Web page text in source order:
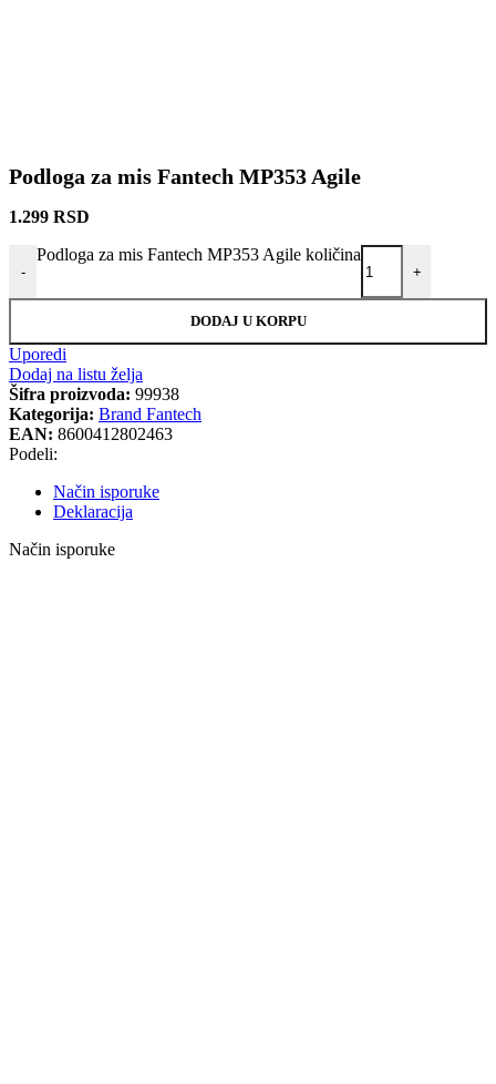
Podloga za mis Fantech MP353 Agile
1.299 RSD
-
Podloga za mis Fantech MP353 Agile količina
+
DODAJ U KORPU
Uporedi
Dodaj na listu želja
Šifra proizvoda: 99938
Kategorija: Brand Fantech
EAN: 8600412802463
Podeli:
Način isporuke
Deklaracija
Način isporuke